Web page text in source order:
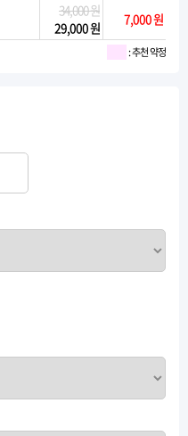
34,000 원
29,000 원
7,000 원
: 추천 약정